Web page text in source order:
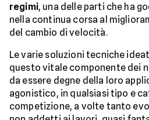
regimi, una delle parti che ha
nella continua corsa al
del cambio di velocità.
Le varie soluzioni tecniche
questo vitale componente dei
da essere degne della loro
agonistico, in qualsiasi tipo e
competizione, a volte tanto